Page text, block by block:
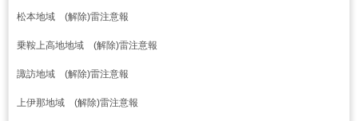
松本地域 (解除)雷注意報
乗鞍上高地地域 (解除)雷注意報
諏訪地域 (解除)雷注意報
上伊那地域 (解除)雷注意報